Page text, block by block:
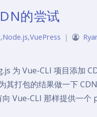
的尝试
,Node.js,VuePress |
为 Vue-CLI 项目添加
打包的结果做一下
Vue-CLI 那样提供一